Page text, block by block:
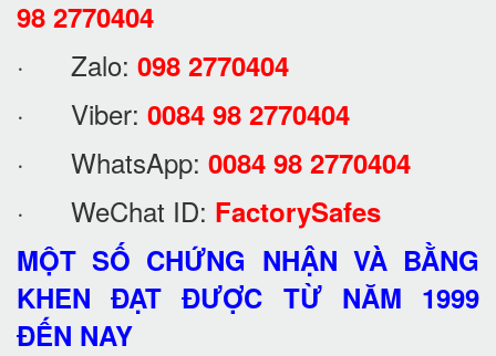
98 2770404
· Zalo: 098 2770404
· Viber: 0084 98 2770404
· WhatsApp: 0084 98 2770404
· WeChat ID: FactorySafes
MỘT SỐ CHỨNG NHẬN VÀ BẰNG
KHEN ĐẠT ĐƯỢC TỪ NĂM 1999
ĐẾN NAY